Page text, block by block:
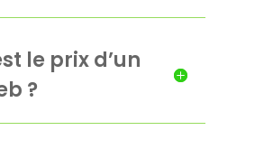
le prix d’un
?